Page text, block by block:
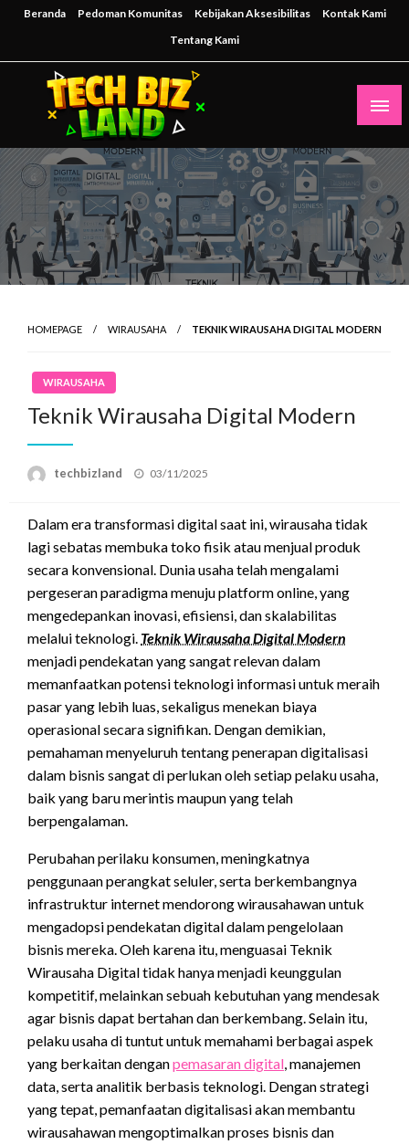
SkipBeranda Pedoman Komunitas Kebijakan Aksesibilitas
Kontak Kami
Tentang Kami
techbizland
Inspirasi Teknologi untuk Masa Depan Bisnis
HOMEPAGE WIRAUSAHA TEKNIK WIRAUSAHA DIGITAL MODERN
WIRAUSAHA
Teknik Wirausaha Digital Modern
techbizland
Posted
03/11/2025
Dalam era transformasi digital saat ini, wirausaha tidak
lagi sebatas membuka toko fisik atau menjual produk
secara konvensional. Dunia usaha telah mengalami
pergeseran paradigma menuju platform online, yang
mengedepankan inovasi, efisiensi, dan skalabilitas
melalui teknologi. Teknik Wirausaha Digital Modern
menjadi pendekatan yang sangat relevan dalam
memanfaatkan potensi teknologi informasi untuk meraih
pasar yang lebih luas, sekaligus menekan biaya
operasional secara signifikan. Dengan demikian,
pemahaman menyeluruh tentang penerapan digitalisasi
dalam bisnis sangat di perlukan oleh setiap pelaku usaha,
baik yang baru merintis maupun yang telah
berpengalaman.
Perubahan perilaku konsumen, meningkatnya
penggunaan perangkat seluler, serta berkembangnya
infrastruktur internet mendorong wirausahawan untuk
mengadopsi pendekatan digital dalam pengelolaan
bisnis mereka. Oleh karena itu, menguasai Teknik
Wirausaha Digital tidak hanya menjadi keunggulan
kompetitif, melainkan sebuah kebutuhan yang mendesak
agar bisnis dapat bertahan dan berkembang. Selain itu,
pelaku usaha di tuntut untuk memahami berbagai aspek
yang berkaitan denganpemasaran digital , manajemen
data, serta analitik berbasis teknologi. Dengan strategi
yang tepat, pemanfaatan digitalisasi akan membantu
wirausahawan mengoptimalkan proses bisnis dan